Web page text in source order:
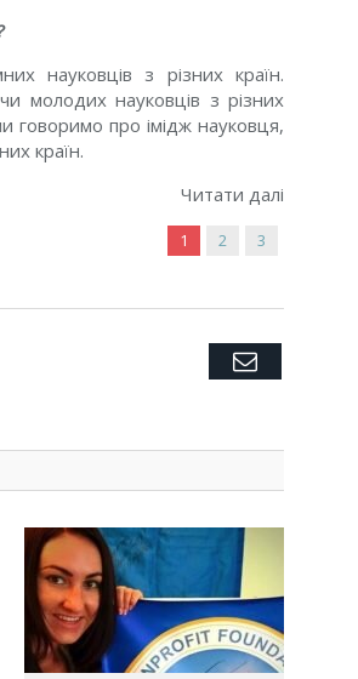
науковців з різних країн.
молодих науковців з різних
говоримо про імідж науковця,
країн.
Читати далі
1 2 3
Twitter
Facebook
Google+
Pinterest
LinkedIn
TumblrEmail